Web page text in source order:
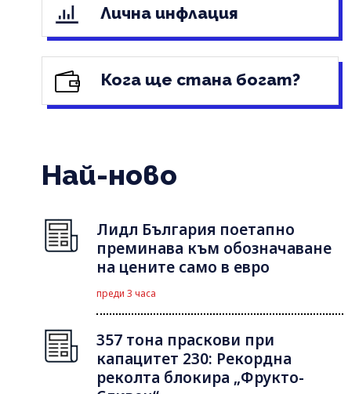
Лична инфлация
Кога ще стана богат?
Най-ново
Лидл България поетапно
преминава към обозначаване
на цените само в евро
преди 3 часа
357 тона праскови при
капацитет 230: Рекордна
реколта блокира „Фрукто-